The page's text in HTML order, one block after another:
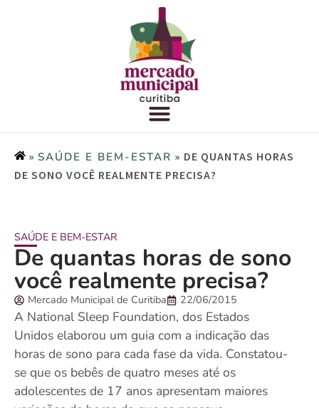
» SAÚDE E BEM-ESTAR » DE QUANTAS HORAS
DE SONO VOCÊ REALMENTE PRECISA?
SAÚDE E BEM-ESTAR
De quantas horas de sono
você realmente precisa?
Mercado Municipal de Curitiba 22/06/2015
A National Sleep Foundation, dos Estados
Unidos elaborou um guia com a indicação das
horas de sono para cada fase da vida. Constatou-
se que os bebês de quatro meses até os
adolescentes de 17 anos apresentam maiores